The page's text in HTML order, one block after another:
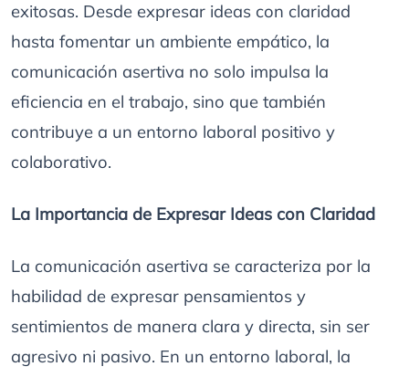
exitosas. Desde expresar ideas con claridad
hasta fomentar un ambiente empático, la
comunicación asertiva no solo impulsa la
eficiencia en el trabajo, sino que también
contribuye a un entorno laboral positivo y
colaborativo.
La Importancia de Expresar Ideas con Claridad
La comunicación asertiva se caracteriza por la
habilidad de expresar pensamientos y
sentimientos de manera clara y directa, sin ser
agresivo ni pasivo. En un entorno laboral, la